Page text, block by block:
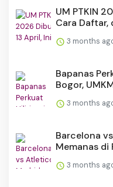
UM PTKIN
Cara Daftar,
3 months
Bapanas
Bogor,
3 months
Barcelona
Memanas di
3 months